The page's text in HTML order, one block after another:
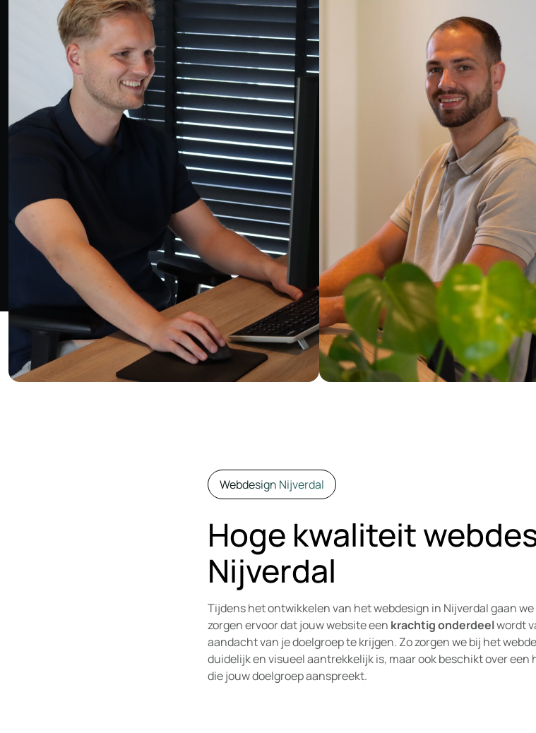
Webdesign Nijverdal
Hoge kwaliteit
Nijverdal
Tijdens het ontwikkelen van het webdesign in Nijverdal gaan
zorgen ervoor dat jouw website een krachtig onderdeelwordt
aandacht van je doelgroep te krijgen. Zo zorgen we bij het
duidelijk en visueel aantrekkelijk is, maar ook beschikt over
die jouw doelgroep aanspreekt.